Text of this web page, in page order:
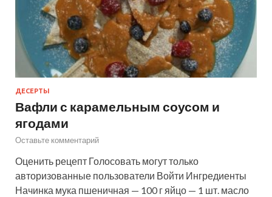
ДЕСЕРТЫ
Вафли с карамельным соусом и
ягодами
Оставьте комментарий
Оценить рецепт Голосовать могут только
авторизованные пользователи Войти Ингредиенты
Начинка мука пшеничная — 100 г яйцо — 1 шт. масло